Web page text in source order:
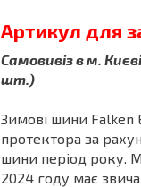
Артикул для
Самовивіз в м.
шт.)
Зимові шини Falken
протектора за
шини період року.
2024 году має